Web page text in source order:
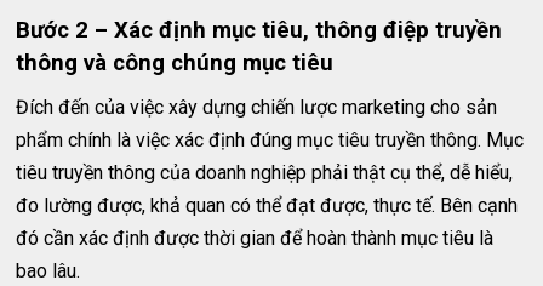
Bước 2 – Xác định mục tiêu, thông điệp truyền
thông và công chúng mục tiêu
Đích đến của việc xây dựng chiến lược marketing cho sản
phẩm chính là việc xác định đúng mục tiêu truyền thông. Mục
tiêu truyền thông của doanh nghiệp phải thật cụ thể, dễ hiểu,
đo lường được, khả quan có thể đạt được, thực tế. Bên cạnh
đó cần xác định được thời gian để hoàn thành mục tiêu là
bao lâu.